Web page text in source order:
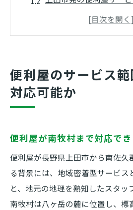
便利屋への依頼時に知
長野県内で便利屋が活
説
便利屋が南牧村で実際に
南牧村の高原地帯で便
は
便利屋による南牧村特
便利屋のサービス
対応可能か
便利屋が南牧村まで対応で
便利屋が長野県上田市から南佐久
る背景には、地域密着型サービス
と、地元の地理を熟知したスタッ
南牧村は八ヶ岳の麓に位置し、標